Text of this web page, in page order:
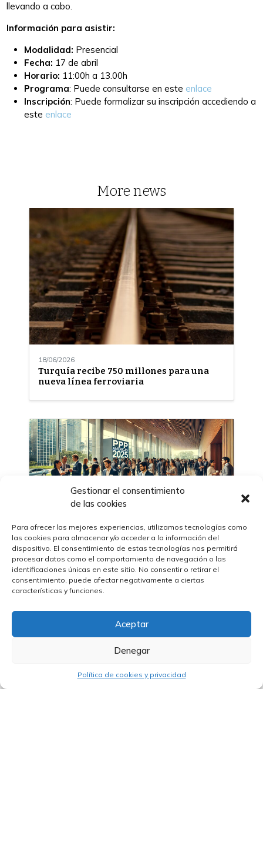
Gestionar el consentimiento
de las cookies
Para ofrecer las mejores experiencias, utilizamos tecnologías como
las cookies para almacenar y/o acceder a la información del
dispositivo. El consentimiento de estas tecnologías nos permitirá
procesar datos como el comportamiento de navegación o las
identificaciones únicas en este sitio. No consentir o retirar el
consentimiento, puede afectar negativamente a ciertas
características y funciones.
Aceptar
Denegar
Política de cookies y privacidad
llevando a cabo.
Información para asistir:
Modalidad: Presencial
Fecha: 17 de abril
Horario: 11:00h a 13.00h
Programa: Puede consultarse en este enlace
Inscripción: Puede formalizar su inscripción accediendo a
este enlace
More news
18/06/2026
Turquía recibe 750 millones para una
nueva línea ferroviaria
14/03/2025
Perú alberga el evento de Asociaciones
Público-Privadas más importante en
América Latina y Caribe